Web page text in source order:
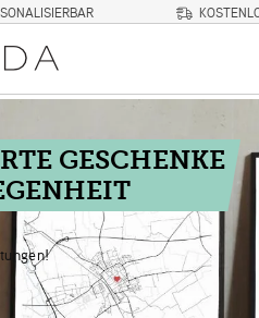
GESCHENKE